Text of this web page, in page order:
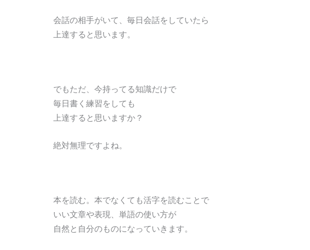
会話の相手がいて、毎日会話をしていたら
上達すると思います。
でもただ、今持ってる知識だけで
毎日書く練習をしても
上達すると思いますか？
絶対無理ですよね。
本を読む。本でなくても活字を読むことで
いい文章や表現、単語の使い方が
自然と自分のものになっていきます。